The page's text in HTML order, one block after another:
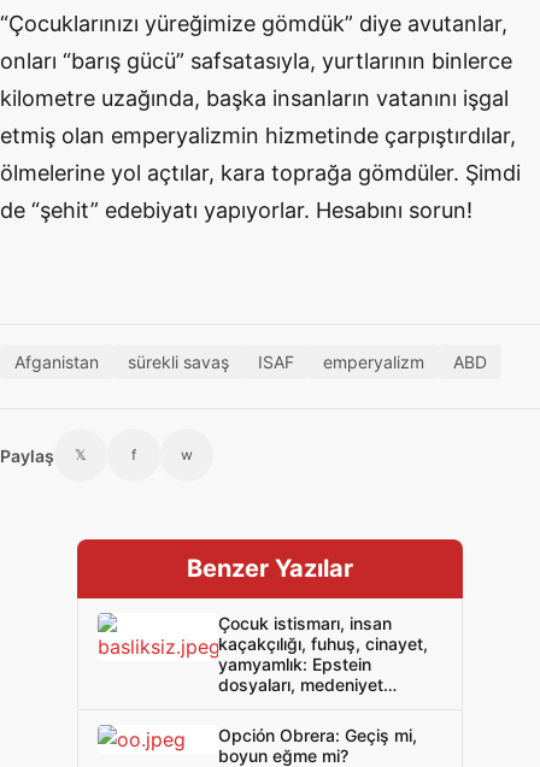
“Çocuklarınızı yüreğimize gömdük” diye avutanlar,
onları “barış gücü” safsatasıyla, yurtlarının binlerce
kilometre uzağında, başka insanların vatanını işgal
etmiş olan emperyalizmin hizmetinde çarpıştırdılar,
ölmelerine yol açtılar, kara toprağa gömdüler. Şimdi
de “şehit” edebiyatı yapıyorlar. Hesabını sorun!
Afganistan sürekli savaş ISAF emperyalizm ABD
Paylaş 𝕏 f w
Benzer Yazılar
Çocuk istismarı, insan
kaçakçılığı, fuhuş, cinayet,
yamyamlık: Epstein
dosyaları, medeniyet
ifşa etti!
Opción Obrera: Geçiş mi,
boyun eğme mi?